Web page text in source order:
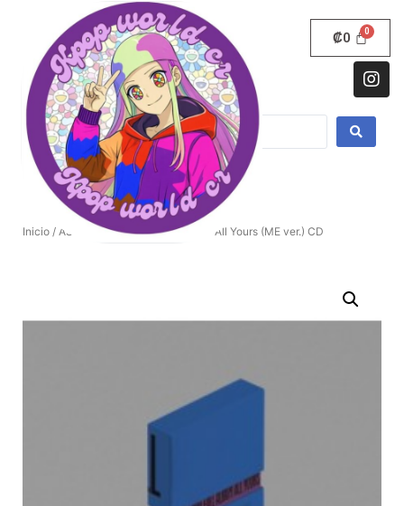
₡0
Inicio / ASTRO / 2º álbum de ASTRO – All Yours (ME ver.) CD